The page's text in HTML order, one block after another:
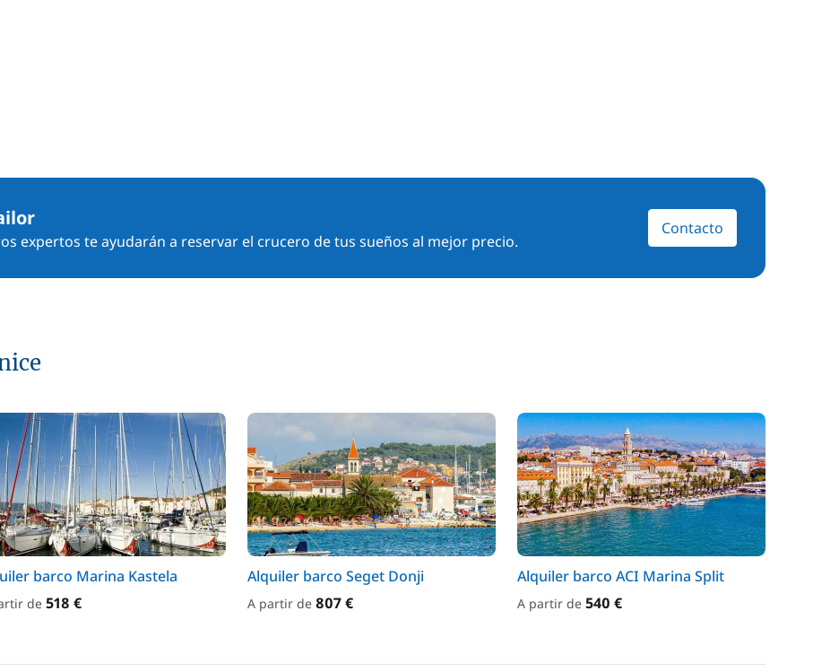
expertos te ayudarán a reservar el crucero de tus sueños al mejor precio.
Contacto
barco Marina Kastela
de 518 €
Alquiler barco Seget Donji
A partir de 807 €
Alquiler barco ACI Marina Split
A partir de 540 €